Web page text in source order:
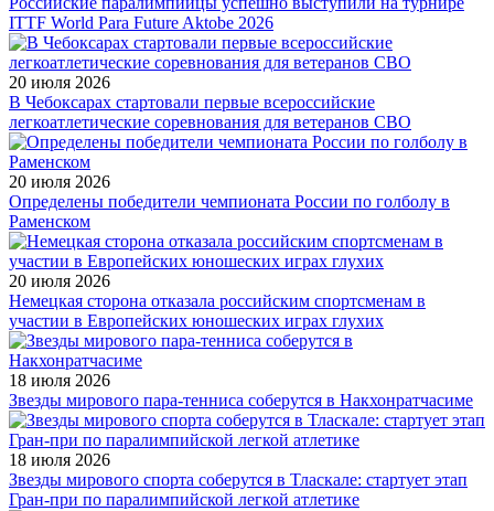
ITTF World Para Future Aktobe 2026
20 июля 2026
В Чебоксарах стартовали первые всероссийские
легкоатлетические соревнования для ветеранов СВО
20 июля 2026
Определены победители чемпионата России по голболу в
Раменском
20 июля 2026
Немецкая сторона отказала российским спортсменам в
участии в Европейских юношеских играх глухих
18 июля 2026
Звезды мирового пара-тенниса соберутся в Накхонратчасиме
18 июля 2026
Звезды мирового спорта соберутся в Тласкале: стартует этап
Гран-при по паралимпийской легкой атлетике